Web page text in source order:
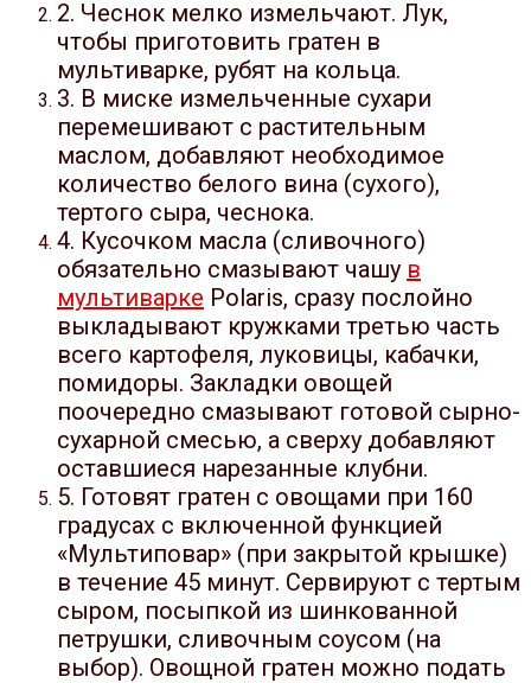
2. Чеснок мелко измельчают. Лук,
чтобы приготовить гратен в
мультиварке, рубят на кольца.
3. В миске измельченные сухари
перемешивают с растительным
маслом, добавляют необходимое
количество белого вина (сухого),
тертого сыра, чеснока.
4. Кусочком масла (сливочного)
обязательно смазывают чашу в
мультиварке Polaris, сразу послойно
выкладывают кружками третью часть
всего картофеля, луковицы, кабачки,
помидоры. Закладки овощей
поочередно смазывают готовой сырно-
сухарной смесью, а сверху добавляют
оставшиеся нарезанные клубни.
5. Готовят гратен с овощами при 160
градусах с включенной функцией
«Мультиповар» (при закрытой крышке)
в течение 45 минут. Сервируют с тертым
сыром, посыпкой из шинкованной
петрушки, сливочным соусом (на
выбор). Овощной гратен можно подать